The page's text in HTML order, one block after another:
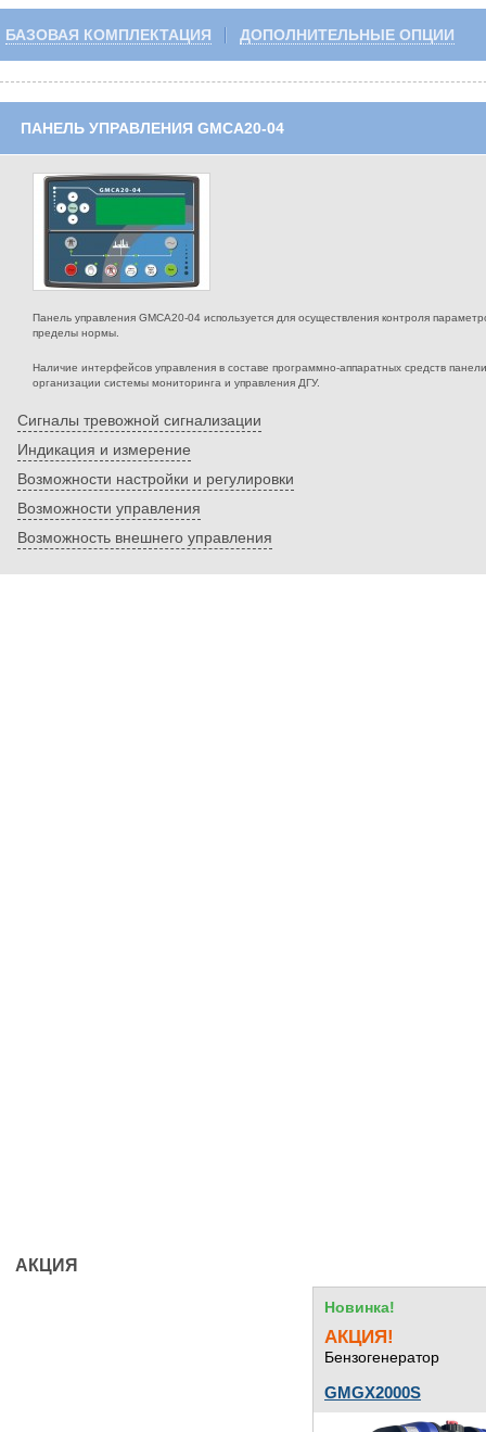
БАЗОВАЯ КОМПЛЕКТАЦИЯ ДОПОЛНИТЕЛЬНЫЕ ОПЦИИ
ПАНЕЛЬ УПРАВЛЕНИЯ GMCA20-04
Панель управления GMCA20-04 используется для осуществления контроля
пределы нормы.
Наличие интерфейсов управления в составе программно-аппаратных средств
организации системы мониторинга и управления ДГУ.
Сигналы тревожной сигнализации
Индикация и измерение
Возможности настройки и регулировки
Возможности управления
Возможность внешнего управления
АКЦИЯ
Новинка!
АКЦИЯ!
Бензогенератор
GMGX2000S